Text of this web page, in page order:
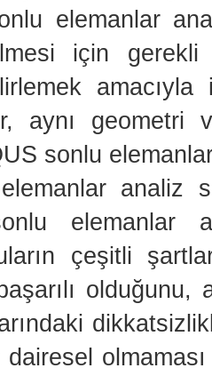
elemanlar
için gerekli
aynı geometri
sonlu
analiz
elemanlar
çeşitli